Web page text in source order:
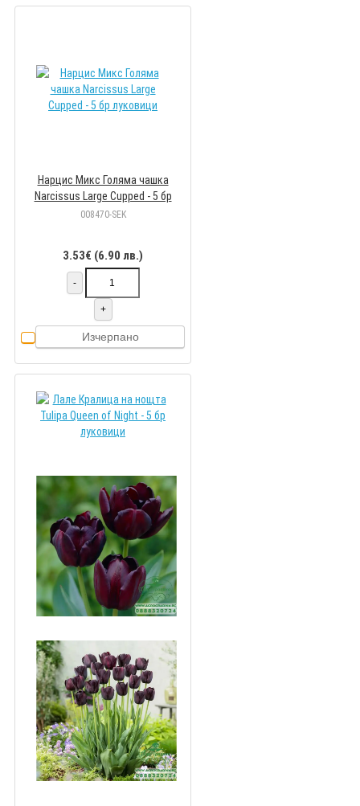
Нарцис Микс Голяма чашка
Narcissus Large Cupped - 5 бр
луковици
008470-SEK
3.53€ (6.90 лв.)
-
+
Изчерпано